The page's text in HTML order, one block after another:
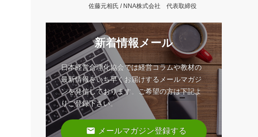
佐藤元相氏 / NNA株式会社 代表取締役
新着情報メール
日本経営合理化協会では経営コラムや教材の
最新情報をいち早くお届けするメールマガジ
ンを発信しております。ご希望の方は下記よ
りご登録下さい。
email メールマガジン登録する